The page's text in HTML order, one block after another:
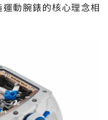
運動腕錶的核心理念相